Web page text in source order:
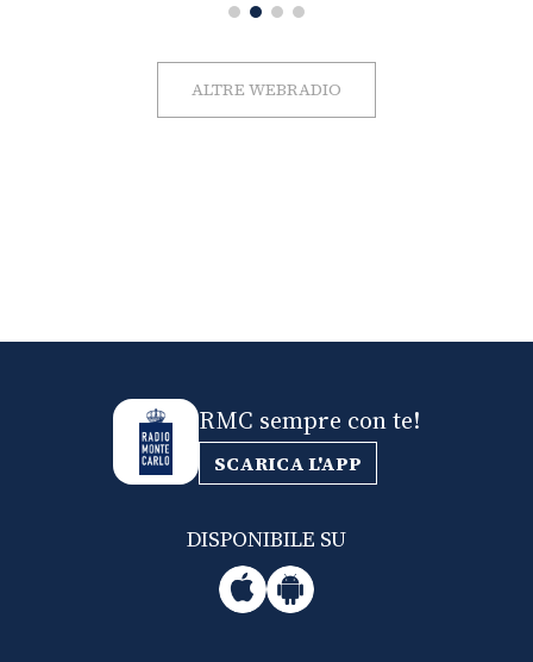
ALTRE WEBRADIO
RMC sempre con te!
SCARICA L'APP
DISPONIBILE SU